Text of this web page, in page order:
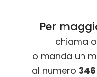
Per
chiama
o manda un
al numero 346